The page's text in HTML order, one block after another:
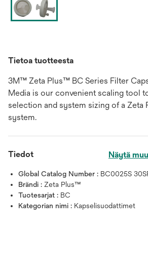
Tietoa tuotteesta
3M™ Zeta Plus™ BC Series Filter
Media is our convenient scaling tool
selection and system sizing of a Zeta
system.
Tiedot Näytä
Global Catalog Number : BC0025S
Brändi : Zeta Plus™
Tuotesarjat : BC
Kategorian nimi : Kapselisuodattimet